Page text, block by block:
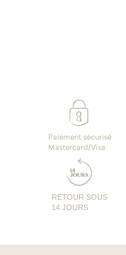
Paiement sécurisé
Mastercard/Visa
RETOUR SOUS
14 JOURS